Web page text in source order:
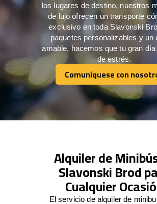
los lugares de destino, nuestros
de lujo ofrecen un transporte
exclusivo en toda Slavonski
paquetes personalizables y un
amable, hacemos que tu gran
de estrés.
Comuníquese con
Comuníquese con
Alquiler de
Slavonski Brod
Cualquier
El servicio de alquiler de